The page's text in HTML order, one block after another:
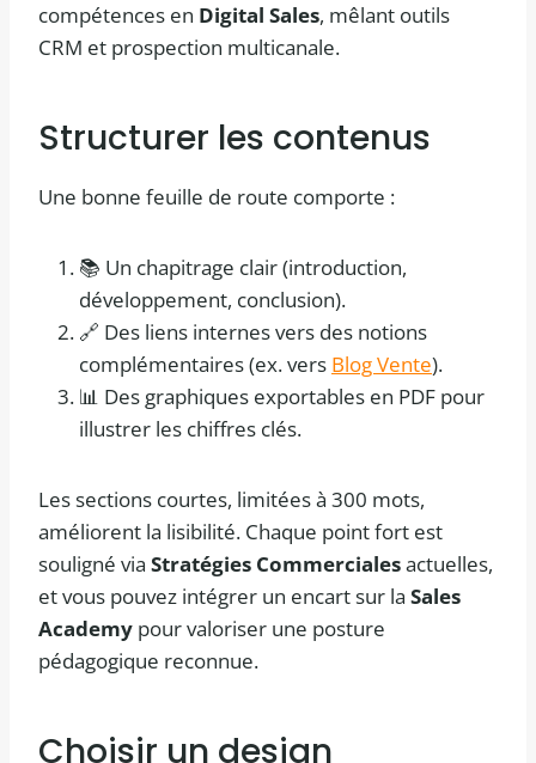
compétences en Digital Sales, mêlant outils
CRM et prospection multicanale.
Structurer les contenus
Une bonne feuille de route comporte :
📚 Un chapitrage clair (introduction,
développement, conclusion).
🔗 Des liens internes vers des notions
complémentaires (ex. vers Blog Vente).
📊 Des graphiques exportables en PDF pour
illustrer les chiffres clés.
Les sections courtes, limitées à 300 mots,
améliorent la lisibilité. Chaque point fort est
souligné via Stratégies Commercialesactuelles,
et vous pouvez intégrer un encart sur la Sales
Academy pour valoriser une posture
pédagogique reconnue.
Choisir un design